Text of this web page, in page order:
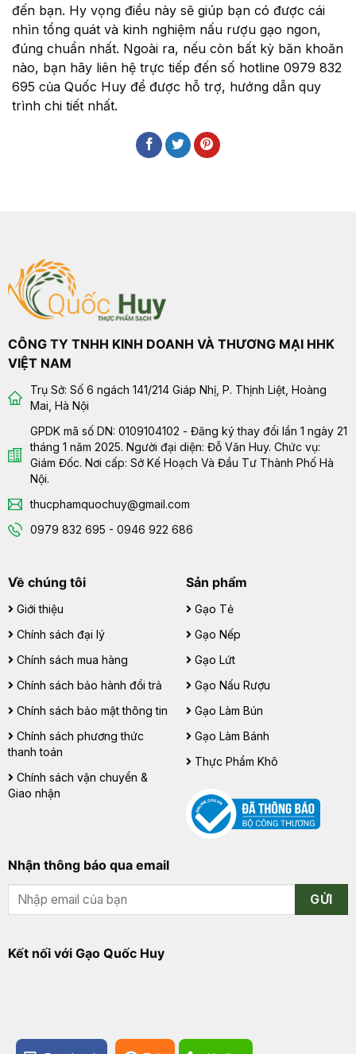
đến bạn. Hy vọng điều này sẽ giúp bạn có được cái
nhìn tổng quát và kinh nghiệm nấu rượu gạo ngon,
đúng chuẩn nhất. Ngoài ra, nếu còn bất kỳ băn khoăn
nào, bạn hãy liên hệ trực tiếp đến số hotline 0979 832
695 của Quốc Huy để được hỗ trợ, hướng dẫn quy
trình chi tiết nhất.
CÔNG TY TNHH KINH DOANH VÀ THƯƠNG MẠI HHK
VIỆT NAM
Trụ Sở: Số 6 ngách 141/214 Giáp Nhị, P. Thịnh Liệt, Hoàng
Mai, Hà Nội
GPDK mã số DN: 0109104102 - Đăng ký thay đổi lần 1 ngày 21
tháng 1 năm 2025. Người đại diện: Đỗ Văn Huy. Chức vụ:
Giám Đốc. Nơi cấp: Sở Kế Hoạch Và Đầu Tư Thành Phố Hà
Nội.
thucphamquochuy@gmail.com
0979 832 695 - 0946 922 686
Về chúng tôi
Giới thiệu
Chính sách đại lý
Chính sách mua hàng
Chính sách bảo hành đổi trả
Chính sách bảo mật thông tin
Chính sách phương thức
thanh toán
Chính sách vận chuyển &
Giao nhận
Sản phẩm
Gạo Tẻ
Gạo Nếp
Gạo Lứt
Gạo Nấu Rượu
Gạo Làm Bún
Gạo Làm Bánh
Thực Phẩm Khô
Nhận thông báo qua email
GỬI
Kết nối với Gạo Quốc Huy